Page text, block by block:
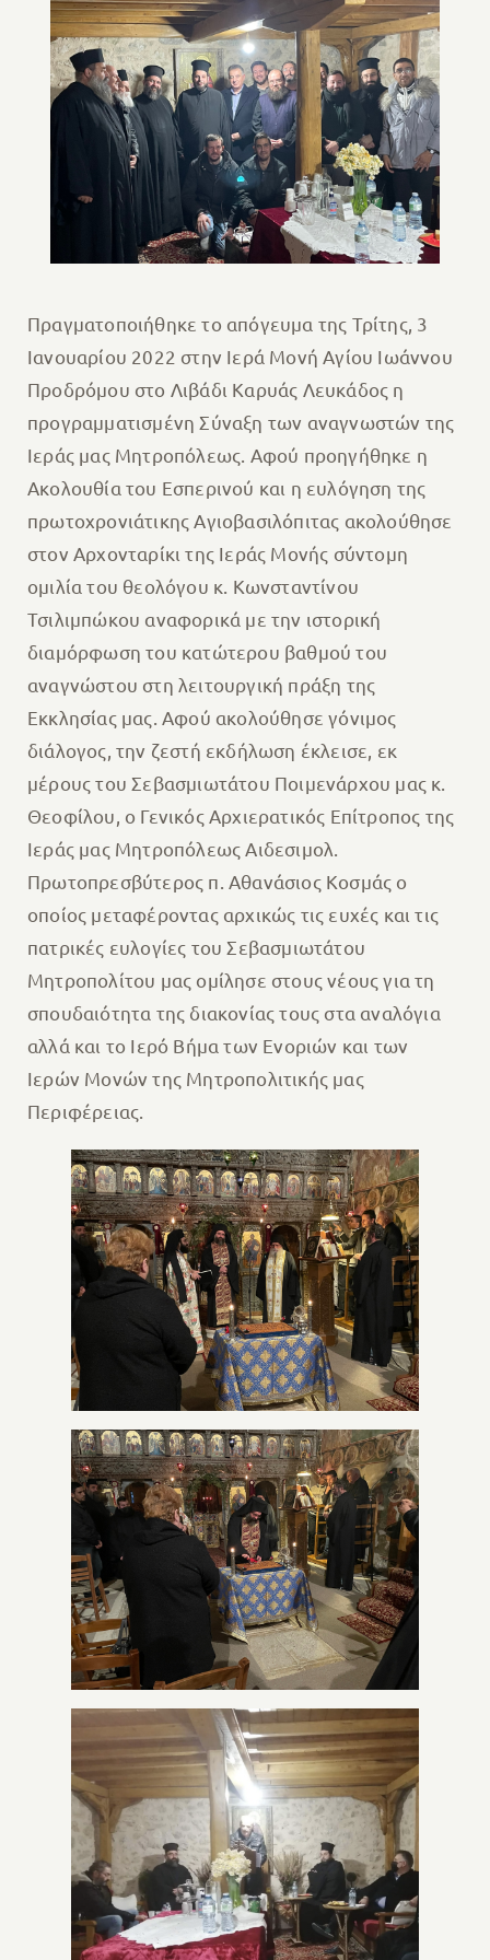
Πραγματοποιήθηκε το απόγευμα της Τρίτης, 3
Ιανουαρίου 2022 στην Ιερά Μονή Αγίου Ιωάννου
Προδρόμου στο Λιβάδι Καρυάς Λευκάδος η
προγραμματισμένη Σύναξη των αναγνωστών της
Ιεράς μας Μητροπόλεως. Αφού προηγήθηκε η
Ακολουθία του Εσπερινού και η ευλόγηση της
πρωτοχρονιάτικης Αγιοβασιλόπιτας ακολούθησε
στον Αρχονταρίκι της Ιεράς Μονής σύντομη
ομιλία του θεολόγου κ. Κωνσταντίνου
Τσιλιμπώκου αναφορικά με την ιστορική
διαμόρφωση του κατώτερου βαθμού του
αναγνώστου στη λειτουργική πράξη της
Εκκλησίας μας. Αφού ακολούθησε γόνιμος
διάλογος, την ζεστή εκδήλωση έκλεισε, εκ
μέρους του Σεβασμιωτάτου Ποιμενάρχου μας κ.
Θεοφίλου, ο Γενικός Αρχιερατικός Επίτροπος της
Ιεράς μας Μητροπόλεως Αιδεσιμολ.
Πρωτοπρεσβύτερος π. Αθανάσιος Κοσμάς ο
οποίος μεταφέροντας αρχικώς τις ευχές και τις
πατρικές ευλογίες του Σεβασμιωτάτου
Μητροπολίτου μας ομίλησε στους νέους για τη
σπουδαιότητα της διακονίας τους στα αναλόγια
αλλά και το Ιερό Βήμα των Ενοριών και των
Ιερών Μονών της Μητροπολιτικής μας
Περιφέρειας.